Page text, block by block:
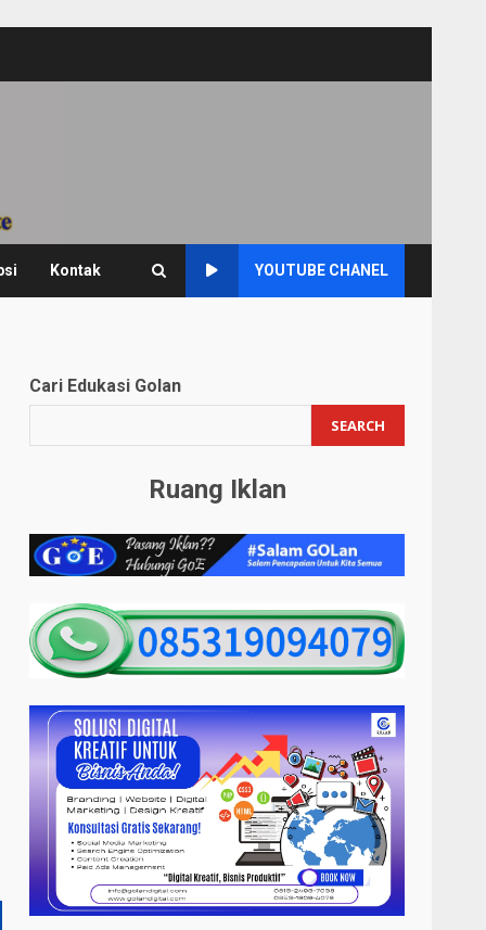
Kontak YOUTUBE CHANEL
Cari Edukasi Golan
SEARCH
Ruang Iklan